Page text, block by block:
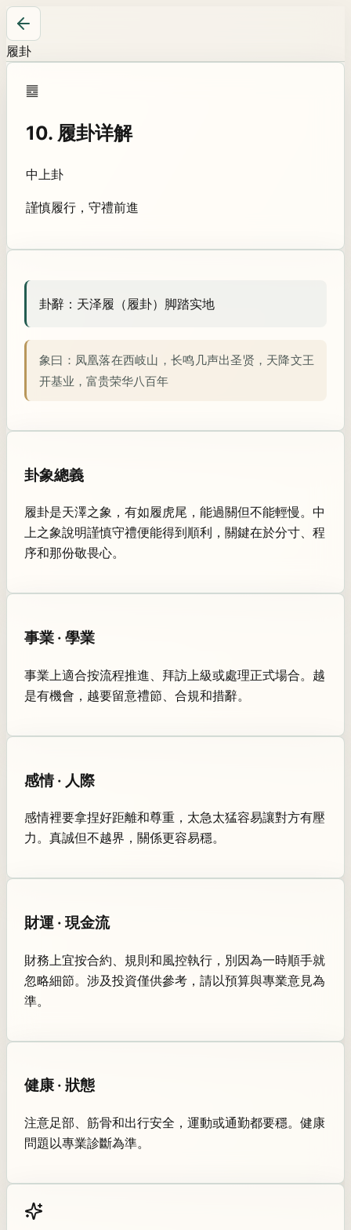
履卦
䷉
10. 履卦详解
中上卦
謹慎履行，守禮前進
卦辭： 天泽履（履卦）脚踏实地
象曰： 凤凰落在西岐山，长鸣几声出圣贤，天降文王
开基业，富贵荣华八百年
卦象總義
履卦是天澤之象，有如履虎尾，能過關但不能輕慢。中
上之象說明謹慎守禮便能得到順利，關鍵在於分寸、程
序和那份敬畏心。
事業 · 學業
事業上適合按流程推進、拜訪上級或處理正式場合。越
是有機會，越要留意禮節、合規和措辭。
感情 · 人際
感情裡要拿捏好距離和尊重，太急太猛容易讓對方有壓
力。真誠但不越界，關係更容易穩。
財運 · 現金流
財務上宜按合約、規則和風控執行，別因為一時順手就
忽略細節。涉及投資僅供參考，請以預算與專業意見為
準。
健康 · 狀態
注意足部、筋骨和出行安全，運動或通勤都要穩。健康
問題以專業診斷為準。